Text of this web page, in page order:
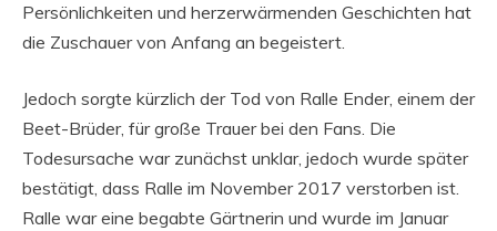
Persönlichkeiten und herzerwärmenden Geschichten hat
die Zuschauer von Anfang an begeistert.
Jedoch sorgte kürzlich der Tod von Ralle Ender, einem der
Beet-Brüder, für große Trauer bei den Fans. Die
Todesursache war zunächst unklar, jedoch wurde später
bestätigt, dass Ralle im November 2017 verstorben ist.
Ralle war eine begabte Gärtnerin und wurde im Januar